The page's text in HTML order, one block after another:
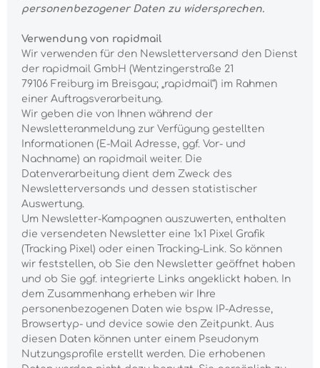
personenbezogener Daten zu widersprechen.
Verwendung von rapidmail
Wir verwenden für den Newsletterversand den Dienst
der rapidmail GmbH (Wentzingerstraße 21
79106 Freiburg im Breisgau; „rapidmail“) im Rahmen
einer Auftragsverarbeitung.
Wir geben die von Ihnen während der
Newsletteranmeldung zur Verfügung gestellten
Informationen (E-Mail Adresse, ggf. Vor- und
Nachname) an rapidmail weiter. Die
Datenverarbeitung dient dem Zweck des
Newsletterversands und dessen statistischer
Auswertung.
Um Newsletter-Kampagnen auszuwerten, enthalten
die versendeten Newsletter eine 1x1 Pixel Grafik
(Tracking Pixel) oder einen Tracking-Link. So können
wir feststellen, ob Sie den Newsletter geöffnet haben
und ob Sie ggf. integrierte Links angeklickt haben. In
dem Zusammenhang erheben wir Ihre
personenbezogenen Daten wie bspw. IP-Adresse,
Browsertyp- und device sowie den Zeitpunkt. Aus
diesen Daten können unter einem Pseudonym
Nutzungsprofile erstellt werden. Die erhobenen